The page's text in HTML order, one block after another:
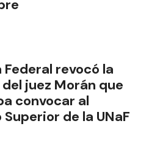
Federal revocó la
juez Morán que
convocar al
Superior de la UNaF